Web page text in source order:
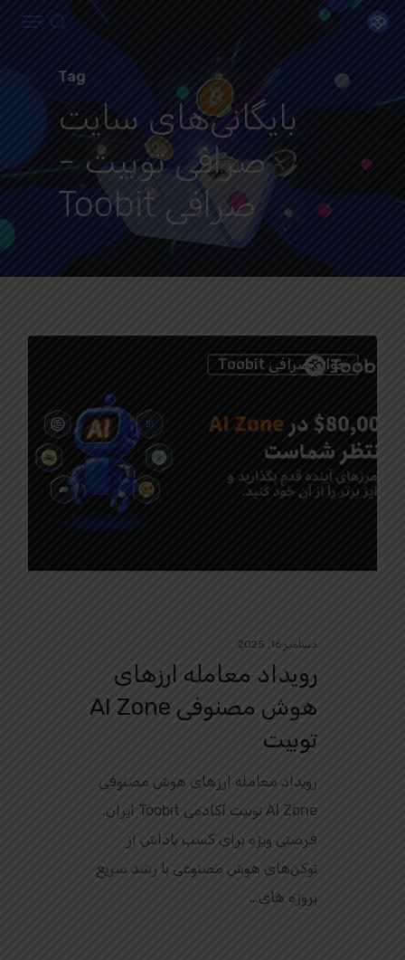
Skip
content
search
Menu
Tag
بایگانی‌های سایت
صرافی توبیت -
صرافی Toobit
جوایز صرافی Toobit
دسامبر 16, 2025
رویداد معامله ارزهای
هوش مصنوفی AI Zone
توبیت
رویداد معامله ارزهای هوش مصنوفی
AI Zone توبیت آکادمی Toobit ایران.
فرصتی ویژه برای کسب پاداش از
توکن‌های هوش مصنوعی با رشد سریع
پروژه‌ های…
Menu